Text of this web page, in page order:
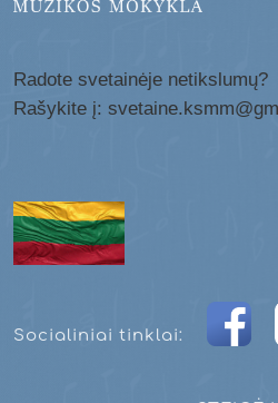
Radote svetainėje netikslumų?
Rašykite į:
Socialiniai tinklai: